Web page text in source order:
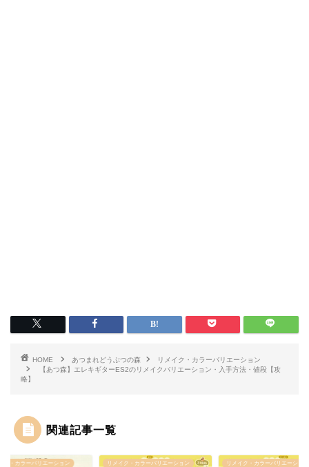
HOME あつまれどうぶつの森
リメイク・カラーバリエーション
【あつ森】エレキギターES2のリメイクバリエーション・入手方法・値段【攻
略】
関連記事一覧
ク・カラーバリエーション リメイク・カラーバリエーション リメイク・カラーバリエーション